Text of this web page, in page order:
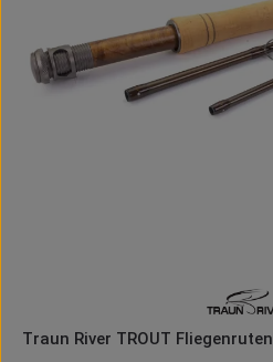
Traun River TROUT Fliegenruten